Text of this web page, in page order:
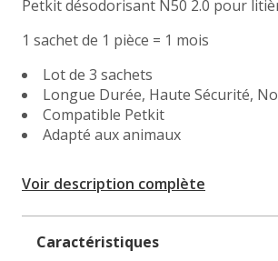
Petkit désodorisant N50 2.0 pour
1 sachet de 1 pièce = 1 mois
Lot de 3 sachets
Longue Durée, Haute Sécurité,
Compatible Petkit
Adapté aux animaux
Voir description complète
Caractéristiques